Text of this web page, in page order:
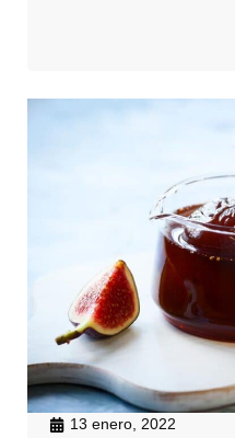
13 enero, 2022